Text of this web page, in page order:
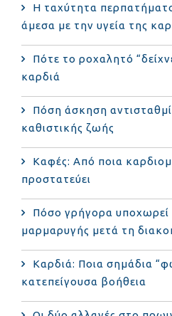
Η ταχύτητα
άμεσα με την υγεία της
Πότε το ροχαλητό
καρδιά
Πόση άσκηση
καθιστικής ζωής
Καφές: Από ποια
προστατεύει
Πόσο γρήγορα υποχωρεί
μαρμαρυγής μετά τη
Καρδιά: Ποια σημάδια
κατεπείγουσα βοήθεια